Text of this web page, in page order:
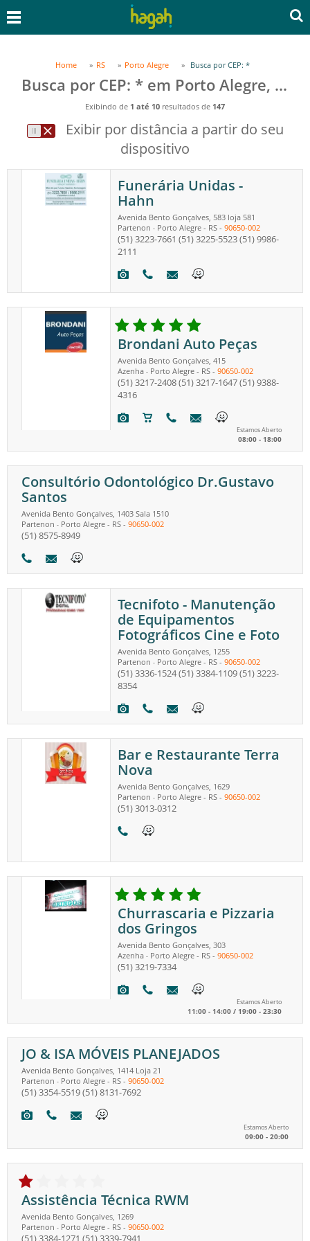
Home RS Porto Alegre Busca por CEP: *
Busca por CEP: * em Porto Alegre, RS
Exibindo de 1 até 10 resultados de 147
Exibir por distância a partir do seu
dispositivo
Funerária Unidas -
Hahn
Avenida Bento Gonçalves, 583 loja 581
Partenon - Porto Alegre- RS- 90650-002
(51) 3223-7661 (51) 3225-5523(51) 9986-
2111
Brondani Auto Peças
Avenida Bento Gonçalves, 415
Azenha - Porto Alegre- RS- 90650-002
(51) 3217-2408(51) 3217-1647(51) 9388-
4316
Estamos Aberto
08:00 - 18:00
Consultório Odontológico Dr.Gustavo
Santos
Avenida Bento Gonçalves, 1403 Sala 1510
Partenon - Porto Alegre - RS - 90650-002
(51) 8575-8949
Tecnifoto - Manutenção
de Equipamentos
Fotográficos Cine e Foto
Avenida Bento Gonçalves, 1255
Partenon - Porto Alegre- RS- 90650-002
(51) 3336-1524(51) 3384-1109(51) 3223-
8354
Bar e Restaurante Terra
Nova
Avenida Bento Gonçalves, 1629
Partenon - Porto Alegre- RS- 90650-002
(51) 3013-0312
Churrascaria e Pizzaria
dos Gringos
Avenida Bento Gonçalves, 303
Azenha - Porto Alegre- RS- 90650-002
(51) 3219-7334
Estamos Aberto
11:00 - 14:00 / 19:00 - 23:30
JO & ISA MÓVEIS PLANEJADOS
Avenida Bento Gonçalves, 1414 Loja 21
Partenon - Porto Alegre - RS - 90650-002
(51) 3354-5519(51) 8131-7692
Estamos Aberto
09:00 - 20:00
Assistência Técnica RWM
Avenida Bento Gonçalves, 1269
Partenon - Porto Alegre - RS - 90650-002
(51) 3384-1271 (51) 3339-7941